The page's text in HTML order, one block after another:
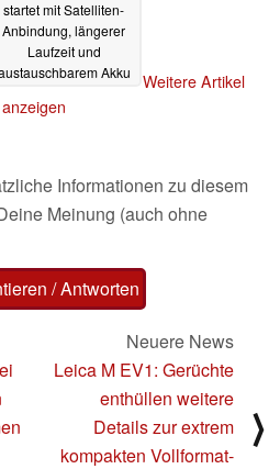
startet mit Satelliten-
Anbindung, längerer
Laufzeit und
Akku
Weitere Artikel
anzeigen
Informationen zu diesem
Meinung (auch ohne
/ Antworten
Neuere News
Leica M EV1: Gerüchte
enthüllen weitere
Details zur extrem
kompakten Vollformat-
⟩